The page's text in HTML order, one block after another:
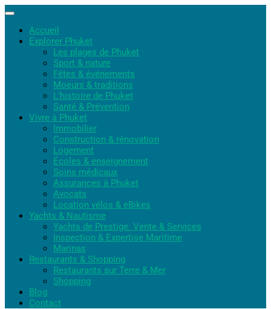
Accueil
Explorer Phuket
Les plages de Phuket
Sport & nature
Fêtes & événements
Moeurs & traditions
L’histoire de Phuket
Santé & Prévention
Vivre à Phuket
Immobilier
Construction & rénovation
Logement
Écoles & enseignement
Soins médicaux
Assurances à Phuket
Avocats
Location vélos & eBikes
Yachts & Nautisme
Yachts de Prestige: Vente & Services
Inspection & Expertise Maritime
Marinas
Restaurants & Shopping
Restaurants sur Terre & Mer
Shopping
Blog
Contact